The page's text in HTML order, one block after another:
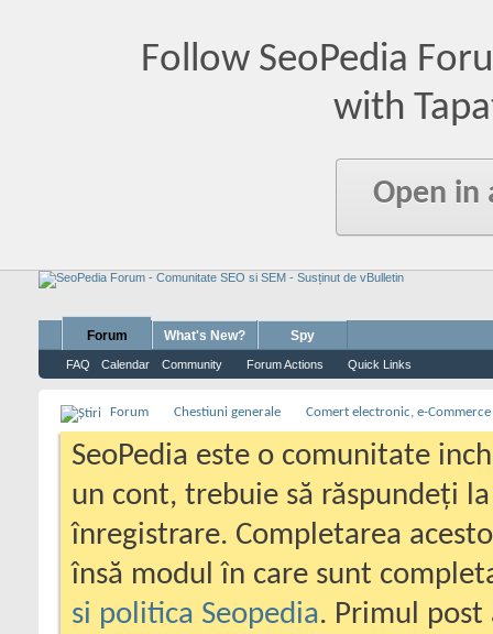
Follow SeoPedia
with
Open in
Forum
FAQ Calendar Community Forum Actions Quick Links
What's New? Spy
Forum Chestiuni generale Comert electronic, e-Commerce
SeoPedia este o comunitate
un cont, trebuie să răspundeți
înregistrare. Completarea
însă modul în care sunt
si politica Seopedia. Primul